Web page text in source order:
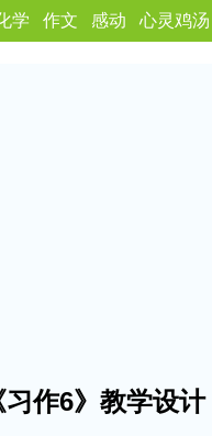
学 作文 感动 心灵鸡汤
习作6》教学设计